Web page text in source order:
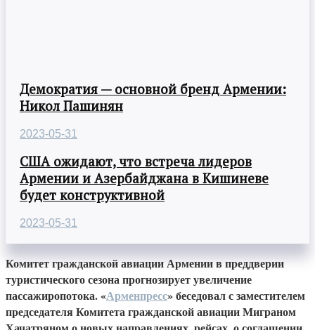
Демократия — основной бренд Армении:
Никол Пашинян
2023-05-31
США ожидают, что встреча лидеров
Армении и Азербайджана в Кишиневе
будет конструктивной
2023-05-31
Комитет гражданской авиации Армении в преддверии
туристического сезона прогнозирует увеличение
пассажиропотока. «Арменпресс» беседовал с заместителем
председателя Комитета гражданской авиации Миграном